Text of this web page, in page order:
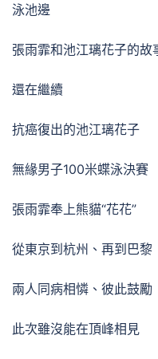
泳池邊
張雨霏和池江璃花子的故
還在繼續
抗癌復出的池江璃花子
無緣男子100米蝶泳決賽
張雨霏奉上熊貓“花花”
從東京到杭州、再到巴黎
兩人同病相憐、彼此鼓勵
此次雖沒能在頂峰相見